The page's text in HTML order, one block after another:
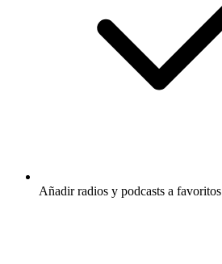
Añadir radios y podcasts a favoritos